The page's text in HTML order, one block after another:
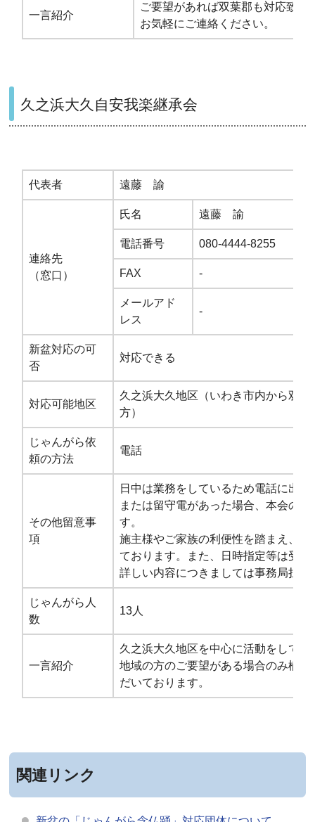
一言紹介
ご要望があれば双葉郡も対応致し
お気軽にご連絡ください。
久之浜大久自安我楽継承会
代表者 遠藤 諭
連絡先
（窓口）
氏名 遠藤 諭
電話番号 080-4444-8255
FAX -
メールアド
レス
-
新盆対応の可
否
対応できる
対応可能地区
久之浜大久地区（いわき市内から双
方）
じゃんがら依
頼の方法
電話
その他留意事
項
日中は業務をしているため電話に出
または留守電があった場合、本会の
す。
施主様やご家族の利便性を踏まえ、
ております。また、日時指定等は受け
詳しい内容につきましては事務局担
じゃんがら人
数
13人
一言紹介
久之浜大久地区を中心に活動をしてお
地域の方のご要望がある場合のみ楢
だいております。
関連リンク